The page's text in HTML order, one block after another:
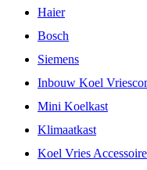
Haier
Bosch
Siemens
Inbouw Koel
Mini Koelkast
Klimaatkast
Koel Vries